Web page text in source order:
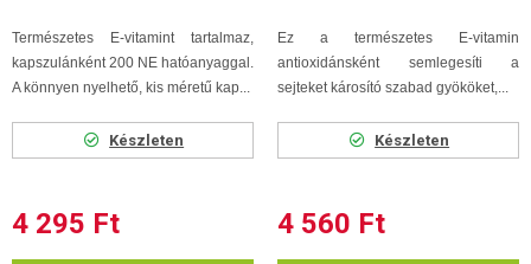
Természetes E-vitamint tartalmaz,
kapszulánként 200 NE hatóanyaggal.
A könnyen nyelhető, kis méretű kap...
Készleten
4 295 Ft
Ez a természetes E-vitamin
antioxidánsként semlegesíti a
sejteket károsító szabad gyököket,...
Készleten
4 560 Ft